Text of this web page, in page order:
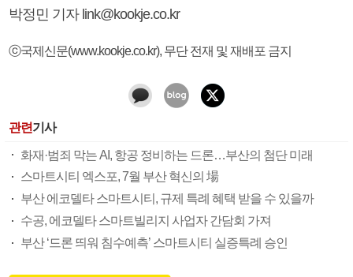
박정민 기자 link@kookje.co.kr
ⓒ국제신문(www.kookje.co.kr), 무단 전재 및 재배포 금지
관련기사
화재·범죄 막는 AI, 항공 정비하는 드론…부산의 첨단 미래
스마트시티 엑스포, 7월 부산 혁신의 場
부산 에코델타 스마트시티, 규제 특례 혜택 받을 수 있을까
수공, 에코델타 스마트빌리지 사업자 간담회 가져
부산 ‘드론 띄워 침수예측’ 스마트시티 실증특례 승인